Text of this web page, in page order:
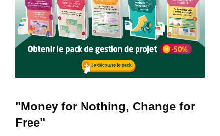
"Money for Nothing, Change for
Free"